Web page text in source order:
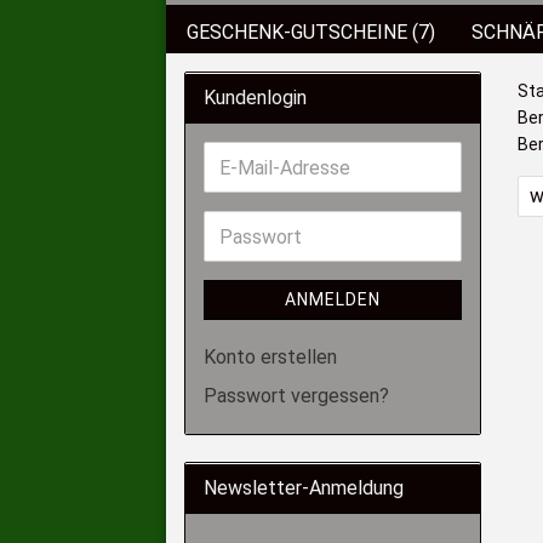
GESCHENK-GUTSCHEINE (7)
BEKLEIDUNG KUNSTKÖDER (89)
RÄUCHERN&GRILLEN (4) KOFFER/
BISSANZEIGER (2) SCHIRME/ZELTE
ANGELSCHNÜRE (3)
Kundenlogin
ANMELDEN
Konto erstellen
Passwort vergessen?
Newsletter-Anmeldung